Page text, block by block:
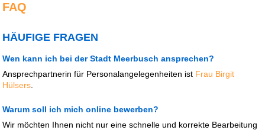
FAQ
HÄUFIGE FRAGEN
Wen kann ich bei der Stadt Meerbusch ansprechen?
Ansprechpartnerin für Personalangelegenheiten ist Frau Birgit
Hülsers
Warum soll ich mich online bewerben?
Wir möchten Ihnen nicht nur eine schnelle und korrekte Bearbeitung